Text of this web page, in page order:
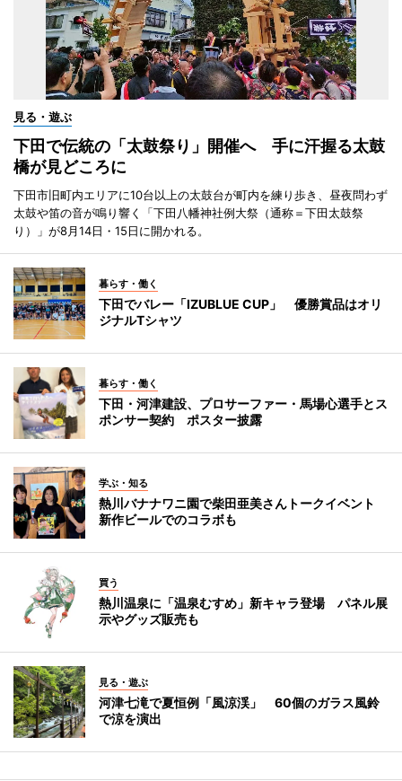
見る・遊ぶ
下田で伝統の「太鼓祭り」開催へ 手に汗握る太鼓
橋が見どころに
下田市旧町内エリアに10台以上の太鼓台が町内を練り歩き、昼夜問わず
太鼓や笛の音が鳴り響く「下田八幡神社例大祭（通称＝下田太鼓祭
り）」が8月14日・15日に開かれる。
暮らす・働く
下田でバレー「IZUBLUE CUP」 優勝賞品はオリ
ジナルTシャツ
暮らす・働く
下田・河津建設、プロサーファー・馬場心選手とス
ポンサー契約 ポスター披露
学ぶ・知る
熱川バナナワニ園で柴田亜美さんトークイベント
新作ビールでのコラボも
買う
熱川温泉に「温泉むすめ」新キャラ登場 パネル展
示やグッズ販売も
見る・遊ぶ
河津七滝で夏恒例「風涼渓」 60個のガラス風鈴
で涼を演出